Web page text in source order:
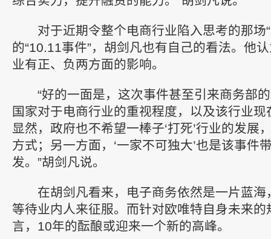
对于近期令整个电商行业陷入思考的那场“
的“10.11事件”，胡剑凡也有自己的看法。他
业有正、负两方面的影响。
“好的一面是，这次事件甚至引来商务部的
国家对于电商行业的重视程度，以及该行业
显然，政府也不希望一棒子‘打死’行业的发展
方式；另一方面，‘一家不可独大’也是该事件
发。”胡剑凡说。
在胡剑凡看来，电子商务依然是一片蓝海
等待业内人来征服。而针对欧唯特自身未来
言，10年的酝酿或迎来一个新的高峰。